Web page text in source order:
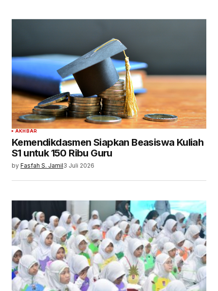
AKHBAR
Kemendikdasmen Siapkan Beasiswa Kuliah
S1 untuk 150 Ribu Guru
by Fasfah S. Jamil3 Juli 2026